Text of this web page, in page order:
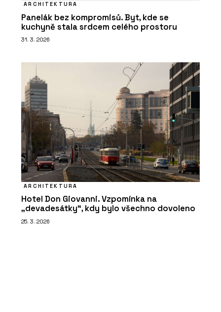
ARCHITEKTURA
Panelák bez kompromisů. Byt, kde se
kuchyně stala srdcem celého prostoru
31. 3. 2026
ARCHITEKTURA
Hotel Don Giovanni. Vzpomínka na
„devadesátky“, kdy bylo všechno dovoleno
25. 3. 2026